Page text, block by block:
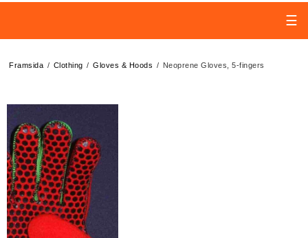
☰
Framsida / Clothing / Gloves & Hoods / Neoprene Gloves, 5-fingers